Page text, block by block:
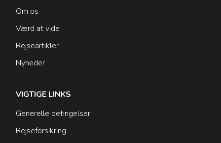
Om os
Værd at vide
Rejseartikler
Nyheder
VIGTIGE LINKS
Generelle betingelser
Rejseforsikring